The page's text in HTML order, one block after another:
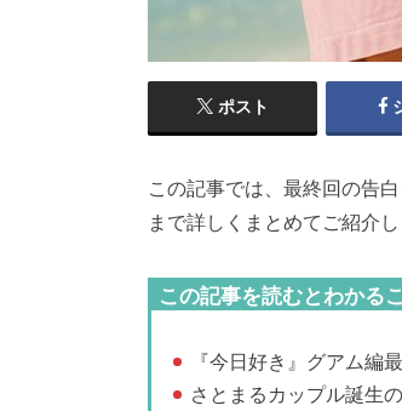
ポスト
この記事では、最終回の告
まで詳しくまとめてご紹介し
この記事を読むとわかる
『今日好き』グアム編
さとまるカップル誕生